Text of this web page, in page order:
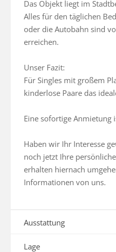
Das Objekt liegt im
Alles für den täglichen
oder die Autobahn sind
erreichen.
Unser Fazit:
Für Singles mit großem
kinderlose Paare das
Eine sofortige Anmietung
Haben wir Ihr Interesse
noch jetzt Ihre
erhalten hiernach
Informationen von uns.
Ausstattung
Lage